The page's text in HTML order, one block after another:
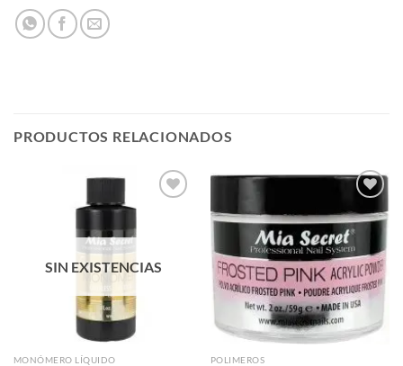
PRODUCTOS RELACIONADOS
SIN EXISTENCIAS
MONÓMERO LÍQUIDO
Añadir
a la
lista de
deseos
POLIMEROS